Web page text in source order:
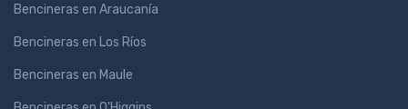
Bencineras en Araucanía
Bencineras en Los Ríos
Bencineras en Maule